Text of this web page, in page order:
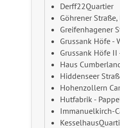
Derff22Quartier
Göhrener
Greifenhagener
Grussank Höfe -
Grussank Höfe II
Haus
Hiddenseer
Hohenzollern
Hutfabrik -
Immanuelkirch-